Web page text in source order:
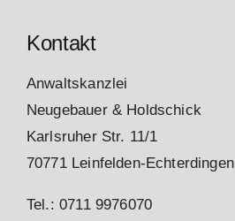
Kontakt
Anwaltskanzlei
Neugebauer & Holdschick
Karlsruher Str. 11/1
70771 Leinfelden-Echterdingen
Tel.: 0711 9976070